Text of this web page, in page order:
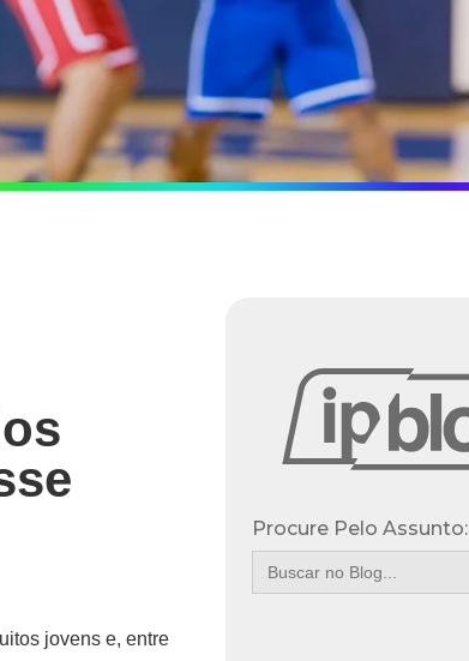
jovens e, entre
Procure Pelo Assunto:
Search
for: